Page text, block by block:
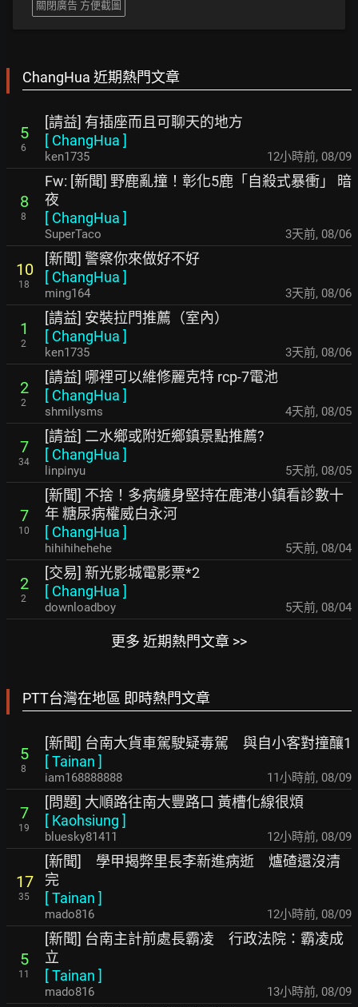
關閉廣告 方便截圖
ChangHua 近期熱門文章
5
6
[請益] 有插座而且可聊天的地方
[ ChangHua ]
ken1735 12小時前, 08/09
8
8
Fw: [新聞] 野鹿亂撞！彰化5鹿「自殺式暴衝」 暗
夜
[ ChangHua ]
SuperTaco 3天前, 08/06
10
18
[新聞] 警察你來做好不好
[ ChangHua ]
ming164 3天前, 08/06
1
2
[請益] 安裝拉門推薦（室內）
[ ChangHua ]
ken1735 3天前, 08/06
2
2
[請益] 哪裡可以維修麗克特 rcp-7電池
[ ChangHua ]
shmilysms 4天前, 08/05
7
34
[請益] 二水鄉或附近鄉鎮景點推薦?
[ ChangHua ]
linpinyu 5天前, 08/05
7
10
[新聞] 不捨！多病纏身堅持在鹿港小鎮看診數十
年 糖尿病權威白永河
[ ChangHua ]
hihihihehehe 5天前, 08/04
2
2
[交易] 新光影城電影票*2
[ ChangHua ]
downloadboy 5天前, 08/04
更多 近期熱門文章 >>
PTT台灣在地區 即時熱門文章
5
8
[新聞] 台南大貨車駕駛疑毒駕 與自小客對撞釀1
[Tainan ]
iam168888888 11小時前, 08/09
7
19
[問題] 大順路往南大豐路口 黃槽化線很煩
[ Kaohsiung ]
bluesky81411 12小時前, 08/09
17
35
[新聞] 學甲揭弊里長李新進病逝 爐碴還沒清
完
[Tainan ]
mado816 12小時前, 08/09
5
11
[新聞] 台南主計前處長霸凌 行政法院：霸凌成
立
[Tainan ]
mado816 13小時前, 08/09